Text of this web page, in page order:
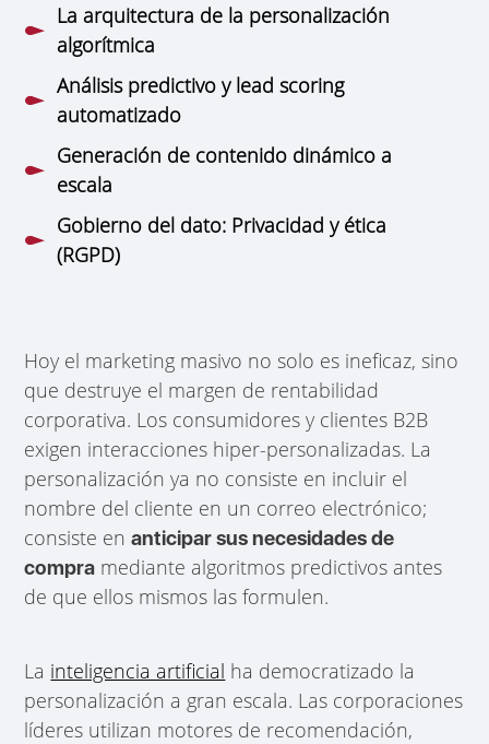
La arquitectura de la personalización
algorítmica
Análisis predictivo y lead scoring
automatizado
Generación de contenido dinámico a
escala
Gobierno del dato: Privacidad y ética
(RGPD)
Hoy el marketing masivo no solo es ineficaz, sino
que destruye el margen de rentabilidad
corporativa. Los consumidores y clientes B2B
exigen interacciones hiper-personalizadas. La
personalización ya no consiste en incluir el
nombre del cliente en un correo electrónico;
consiste enanticipar sus necesidades de
compra mediante algoritmos predictivos antes
de que ellos mismos las formulen.
La inteligencia artificial ha democratizado la
personalización a gran escala. Las corporaciones
líderes utilizan motores de recomendación,